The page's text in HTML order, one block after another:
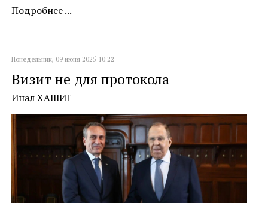
Подробнее ...
Понедельник, 09 июня 2025 10:22
Визит не для протокола
Инал ХАШИГ